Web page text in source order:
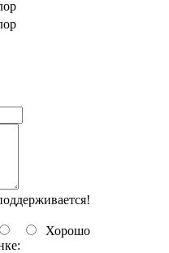
Хорошо